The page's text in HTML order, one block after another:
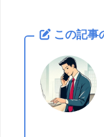
この記事